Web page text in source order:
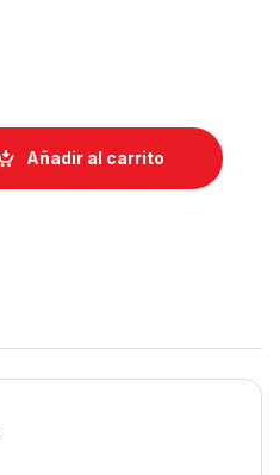
Añadir al carrito